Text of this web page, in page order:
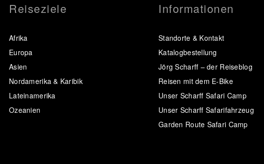
Reiseziele
Afrika
Europa
Asien
Nordamerika & Karibik
Lateinamerika
Ozeanien
Informationen
Standorte & Kontakt
Katalogbestellung
Jörg Scharff – der Reiseblog
Reisen mit dem E-Bike
Unser Scharff Safari Camp
Unser Scharff Safarifahrzeug
Garden Route Safari Camp